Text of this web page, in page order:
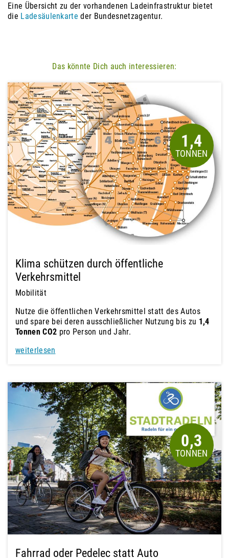
Eine Übersicht zu der vorhandenen Ladeinfrastruktur bietet
die Ladesäulenkarte der Bundesnetzagentur.
Das könnte Dich auch interessieren:
Klima schützen durch öffentliche
Verkehrsmittel
Mobilität
Nutze die öffentlichen Verkehrsmittel statt des Autos
und spare bei deren ausschließlicher Nutzung bis zu 1,4
Tonnen CO2 pro Person und Jahr.
1,4
weiterlesen
Fahrrad oder Pedelec statt Auto
0,3